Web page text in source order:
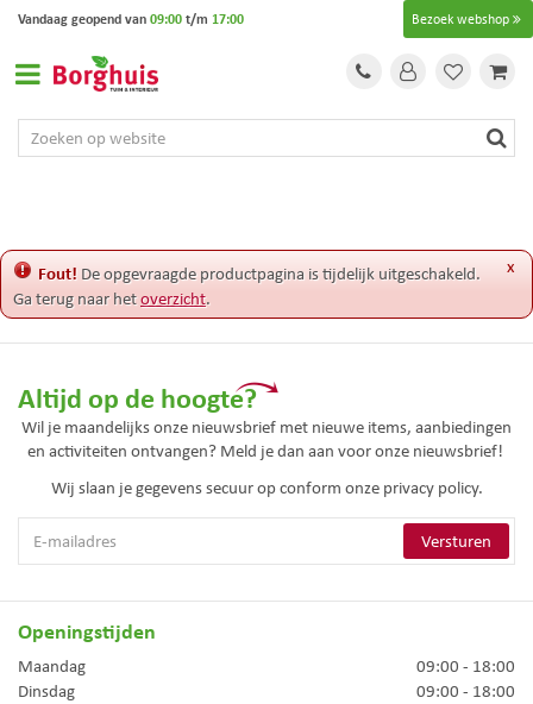
e
t
Bezoek webshop
Vandaag geopend van09:00t/m 17:00
x
Fout! De opgevraagde productpagina is tijdelijk uitgeschakeld.
Ga terug naar hetoverzicht.
Altijd op de hoogte?
Wil je maandelijks onze nieuwsbrief met nieuwe items, aanbiedingen
en activiteiten ontvangen? Meld je dan aan voor onze nieuwsbrief!
Wij slaan je gegevens secuur op conform onze privacy policy.
Openingstijden
Maandag
09:00 - 18:00
Dinsdag
09:00 - 18:00